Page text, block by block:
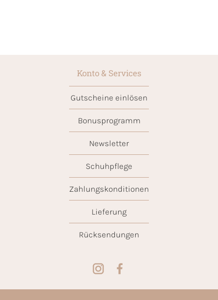
Konto & Services
Gutscheine einlösen
Bonusprogramm
Newsletter
Schuhpflege
Zahlungskonditionen
Lieferung
Rücksendungen